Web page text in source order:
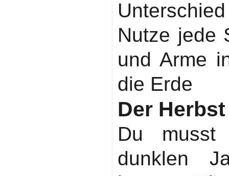
Unterschied
Nutze jede
und Arme
die Erde
Der
Du
dunklen